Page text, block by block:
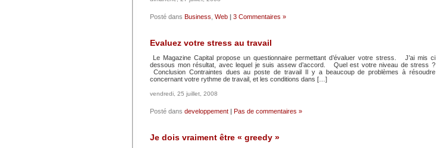
Posté dans Business Web | 3 Commentaires »
Evaluez votre stress au travail
Le Magazine Capital propose un questionnaire permettant d’évaluer votre stress. J’ai mis ci
dessous mon résultat, avec lequel je suis assew d’accord. Quel est votre niveau de stress ?
Conclusion Contraintes dues au poste de travail Il y a beaucoup de problèmes à résoudre
concernant votre rythme de travail, et les conditions dans […]
vendredi, 25 juillet, 2008
Posté dans developpement | Pas de commentaires »
Je dois vraiment être « greedy »